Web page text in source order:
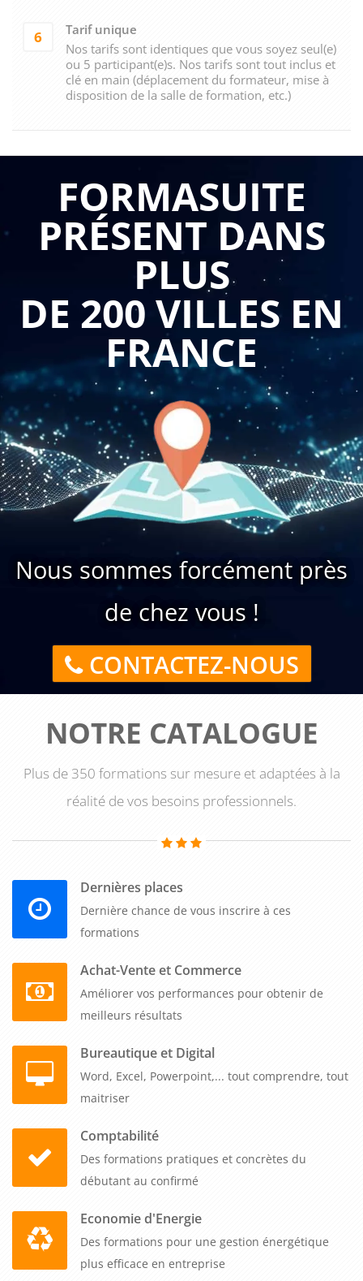
6
Tarif unique
Nos tarifs sont identiques que vous soyez seul(e)
ou 5 participant(e)s. Nos tarifs sont tout inclus et
clé en main (déplacement du formateur, mise à
disposition de la salle de formation, etc.)
FORMASUITE
PRÉSENT DANS
PLUS
DE 200 VILLES EN
FRANCE
Nous sommes forcément près
de chez vous !
CONTACTEZ-NOUS
NOTRE CATALOGUE
Plus de 350 formations sur mesure et adaptées à la
réalité de vos besoins professionnels.
Dernières places
Dernière chance de vous inscrire à ces
formations
Achat-Vente et Commerce
Améliorer vos performances pour obtenir de
meilleurs résultats
Bureautique et Digital
Word, Excel, Powerpoint,... tout comprendre, tout
maitriser
Comptabilité
Des formations pratiques et concrètes du
débutant au confirmé
Economie d'Energie
Des formations pour une gestion énergétique
plus efficace en entreprise